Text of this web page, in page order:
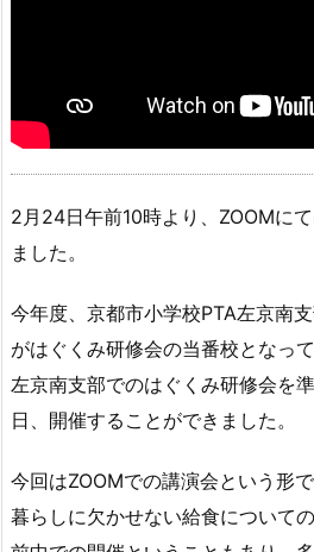
2月24日午前10時より、ZOOMに
ました。
今年度、京都市小学校PTA左京南
がはぐくみ研修会の当番校となっ
左京南支部でのはぐくみ研修会を
日、開催することができました。
今回はZOOMでの講演会という形
暮らしに欠かせない給食について